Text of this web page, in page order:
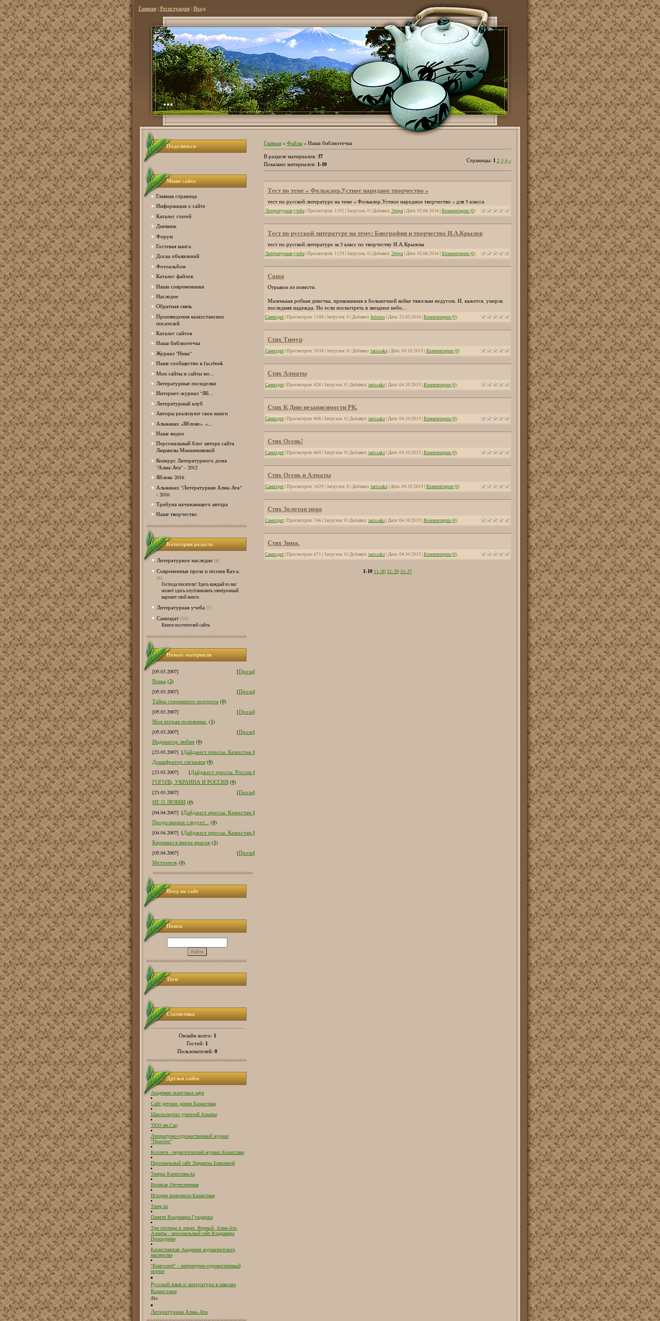
Главная| Регистрация| Вход
...
Поделиться
Меню сайта
Главная страница
Информация о сайте
Каталог статей
Дневник
Форум
Гостевая книга
Доска объявлений
Фотоальбом
Каталог файлов
Наши современники
Наследие
Обратная связь
Произведения казахстанских
писателей
Каталог сайтов
Наша библиотечка
Журнал "Нива"
Наше сообщество в facebook
Мои сайты и сайты мо...
Литературные посиделки
Интернет-журнал “Яб...
Литературный клуб
Авторы реализуют свои книги
Альманах «Яблоко». «...
Наше видео
Персональный блог автора сайта
Людмилы Мананниковой
Конкурс Литературного дома
"Алма-Ата" - 2012
Яблоко 2016
Альманах "Литературная Алма-Ата"
- 2016
Трибуна начинающего автора
Наше творчество
Категории раздела
Литературное наследие [8]
Современные проза и поэзия Каз-а.
[6]
Господа писатели! Здесь каждый из вас
может здесь опубликовать электронный
вариант свой книги.
Литературная учеба [7]
Самиздат [16]
Книги посетителей сайта
Новые материалв
[05.03.2007] [Проза]
Вовка (2)
[05.03.2007]
[Проза]
Тайна старинного портрета (0)
[05.03.2007]
[Проза]
Моя вторая половинка. (1)
[05.03.2007]
[Проза]
Индикатор любви (0)
[23.03.2007] [Дайджест прессы. Казахстан.]
Дешифратор сигналов (0)
[23.03.2007]
[Дайджест прессы. Россия.]
ГОГОЛЬ, УКРАИНА И РОССИЯ (0)
[23.03.2007]
[Проза]
НЕ О ЛЮБВИ (0)
[04.04.2007] [Дайджест прессы. Казахстан.]
Продолжение следует... (0)
[04.04.2007] [Дайджест прессы. Казахстан.]
Карнавал в вихре красок (1)
[05.04.2007]
[Проза]
Мечтатель (0)
Вход на сайт
Поиск
Теги
Статистика
Онлайн всего: 1
Гостей: 1
Пользователей: 0
Друзья сайта
Академия сказочных наук
Сайт детских домов Казахстана
Школа-портал учителей Алматы
ТЮЗ им.Сац
Литературно-художественный журнал
"Простор"
Коллеги - педагогический журнал Казахстана
Персональный сайт Людмилы Енисеевой
Театры Казахстана.kz
Великая Отечественная
История комсомола Казахстана
Театр.kz
Памяти Владимира Гундарева
Три столицы в лицах: Верный, Алма-Ата,
Алматы - персональный сайт Владимира
Проскурина
Казахстанская Академия журналистского
мастерства
"Книголюб" - литературно-художественный
портал
Русский язык и литература в школах
Казахстана
/li>
Литературная Алма-Ата
Главная» Файлы» Наша библиотечка
В разделе материалов: 37
Показано материалов: 1-10 Страницы: 1 2 3 4 »
Тест по теме « Фольклор.Устное народное творчество »
тест по русской литературе на теме « Фольклор.Устное народное творчество » для 5 класса
Литературная учеба| Просмотров: 1192 | Загрузок: 0 | Добавил: Этери| Дата: 02.06.2016|Комментарии (0)
Тест по русской литературе на тему: Биография и творчество И.А.Крылов
тест по русской литературе за 5 класс по творчеству И.А.Крылова
Литературная учеба| Просмотров: 1129 | Загрузок: 0 | Добавил: Этери| Дата: 02.06.2016|Комментарии (0)
Cаша
Отрывок из повести.
Маленькая робкая девочка, прикованная к больничной койке тяжелым недугом. И, кажется, умерла
последняя надежда. Но если посмотреть в звездное небо…
Самиздат| Просмотров: 1108 | Загрузок: 0 | Добавил: belorus| Дата: 21.03.2016|Комментарии (0)
Стих Тимур
Самиздат| Просмотров: 1038 | Загрузок: 0 | Добавил: larissakz| Дата: 04.10.2015 |Комментарии (0)
Стих Алматы
Самиздат| Просмотров: 828 | Загрузок: 0 | Добавил: larissakz| Дата: 04.10.2015 |Комментарии (0)
Стих К Дню независимости РК.
Самиздат| Просмотров: 808 | Загрузок: 0 | Добавил: larissakz| Дата: 04.10.2015 |Комментарии (0)
Стих Осень!
Самиздат| Просмотров: 869 | Загрузок: 0 | Добавил: larissakz| Дата: 04.10.2015 |Комментарии (0)
Стих Осень в Алматы
Самиздат| Просмотров: 1629 | Загрузок: 0 | Добавил: larissakz| Дата: 04.10.2015 |Комментарии (0)
Стих Золотая пора
Самиздат| Просмотров: 746 | Загрузок: 0 | Добавил: larissakz| Дата: 04.10.2015 |Комментарии (0)
Стих Зима.
Самиздат| Просмотров: 671 | Загрузок: 0 | Добавил: larissakz| Дата: 04.10.2015 |Комментарии (0)
1-10 11-20 21-30 31-37